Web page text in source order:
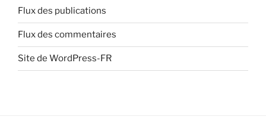
Flux des publications
Flux des commentaires
Site de WordPress-FR